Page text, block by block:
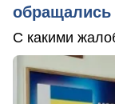
обращались
С какими